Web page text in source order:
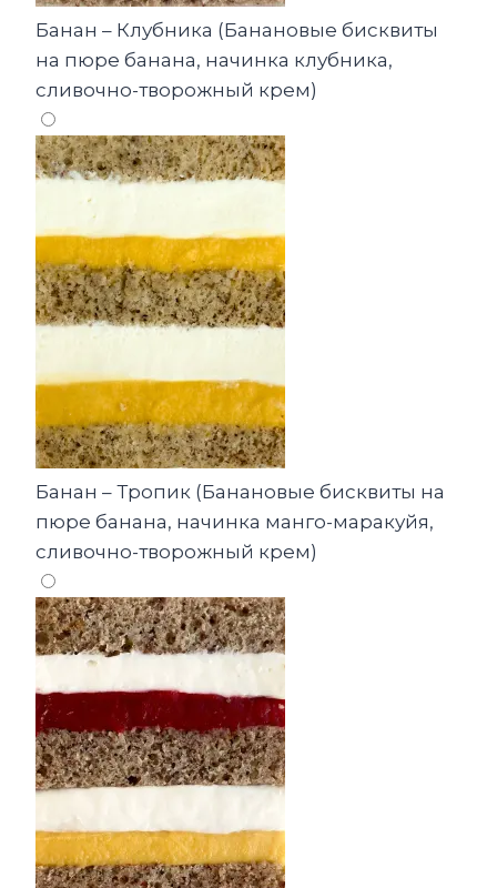
Банан – Клубника (Банановые бисквиты
на пюре банана, начинка клубника,
сливочно-творожный крем)
Банан – Тропик (Банановые бисквиты на
пюре банана, начинка манго-маракуйя,
сливочно-творожный крем)